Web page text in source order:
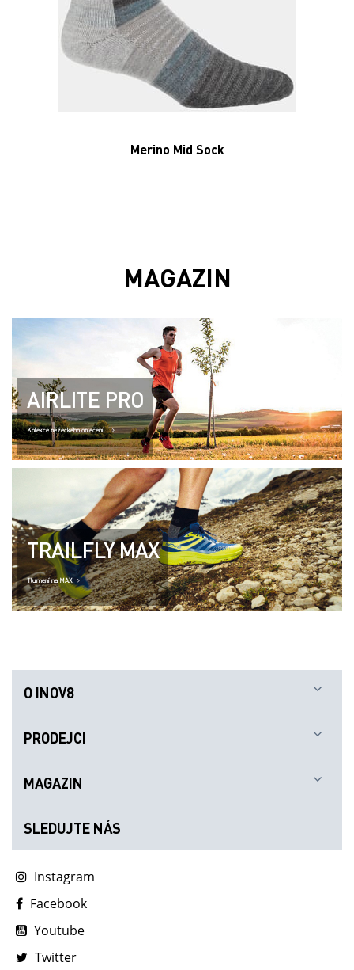
Merino Mid Sock
MAGAZIN
AIRLITE PRO
Kolekce běžeckého oblečení..
TRAILFLY MAX
Tlumení na MAX
O INOV8
PRODEJCI
MAGAZIN
SLEDUJTE NÁS
Instagram
Facebook
Youtube
Twitter